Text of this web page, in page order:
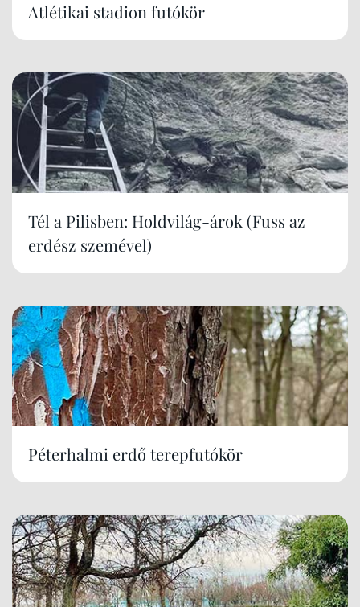
Atlétikai stadion futókör
Tél a Pilisben: Holdvilág-árok (Fuss az
erdész szemével)
Péterhalmi erdő terepfutókör